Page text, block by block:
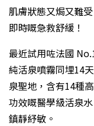
肌膚狀態又焗又難
即時嘅急救舒緩！
最近試用咗法國
純活泉噴霧同埋14
泉聖地，含有14種
功效嘅醫學級活泉
鎮靜紓敏。